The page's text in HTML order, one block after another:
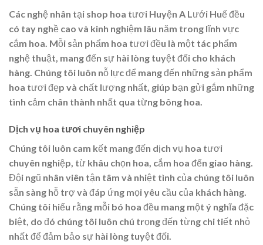
Các nghệ nhân tại shop hoa tươi Huyện A Lưới Huế đều
có tay nghề cao và kinh nghiệm lâu năm trong lĩnh vực
cắm hoa. Mỗi sản phẩm hoa tươi đều là một tác phẩm
nghệ thuật, mang đến sự hài lòng tuyệt đối cho khách
hàng. Chúng tôi luôn nỗ lực để mang đến những sản phẩm
hoa tươi đẹp và chất lượng nhất, giúp bạn gửi gắm những
tình cảm chân thành nhất qua từng bông hoa.
Dịch vụ hoa tươi chuyên nghiệp
Chúng tôi luôn cam kết mang đến dịch vụ hoa tươi
chuyên nghiệp, từ khâu chọn hoa, cắm hoa đến giao hàng.
Đội ngũ nhân viên tận tâm và nhiệt tình của chúng tôi luôn
sẵn sàng hỗ trợ và đáp ứng mọi yêu cầu của khách hàng.
Chúng tôi hiểu rằng mỗi bó hoa đều mang một ý nghĩa đặc
biệt, do đó chúng tôi luôn chú trọng đến từng chi tiết nhỏ
nhất để đảm bảo sự hài lòng tuyệt đối.